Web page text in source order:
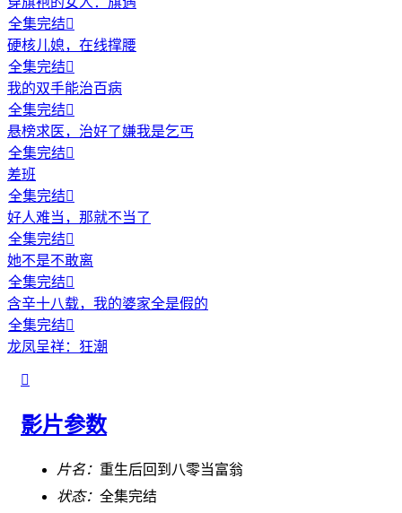
全集完结
硬核儿媳，在线撑腰
全集完结
我的双手能治百病
全集完结
悬榜求医，治好了嫌我是乞丐
全集完结
差班
全集完结
好人难当，那就不当了
全集完结
她不是不敢离
全集完结
含辛十八载，我的婆家全是假的
全集完结
龙凤呈祥：狂潮

影片参数
片名： 重生后回到八零当富翁
状态： 全集完结